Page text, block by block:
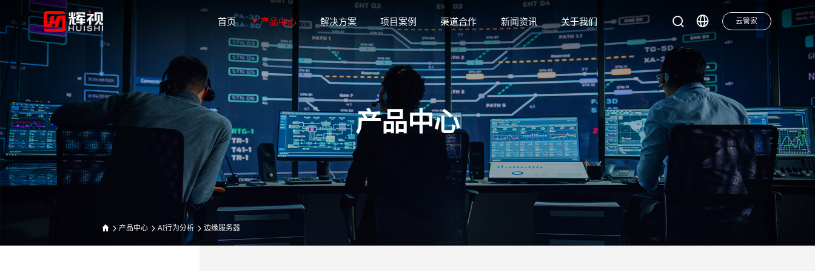
云管家
首页 产品中心 解决方案 项目案例 渠道合作 新闻资讯 关于我们
产品中心
产品中心 AI行为分析 边缘服务器